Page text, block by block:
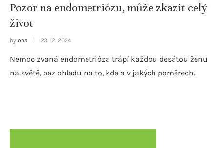
Pozor na endometriózu, může zkazit celý
život
by ona 23. 12. 2024
Nemoc zvaná endometrióza trápí každou desátou ženu
na světě, bez ohledu na to, kde a v jakých poměrech…